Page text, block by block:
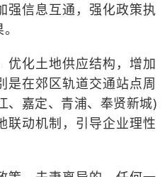
强信息互通，强化政策执
优化土地供应结构，增加
是在郊区轨道交通站点周
、嘉定、青浦、奉贤新城)
联动机制，引导企业理性